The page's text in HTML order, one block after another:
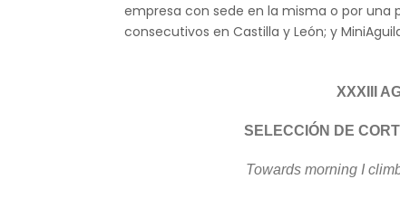
empresa con sede en la misma o por una
consecutivos en Castilla y León; y
XXXIII
SELECCIÓN DE
Towards morning I